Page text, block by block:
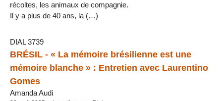
récoltes, les animaux de compagnie.
Il y a plus de 40 ans, la (…)
DIAL 3739
BRÉSIL - « La mémoire brésilienne est une
mémoire blanche » : Entretien avec Laurentino
Gomes
Amanda Audi